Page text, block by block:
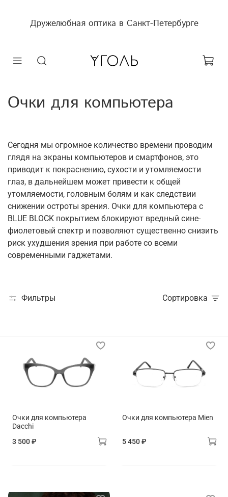
Дружелюбная оптика в Санкт-Петербурге
Очки для компьютера
Сегодня мы огромное количество времени проводим
глядя на экраны компьютеров и смартфонов, это
приводит к покраснению, сухости и утомляемости
глаз, в дальнейшем может привести к общей
утомляемости, головным болям и как следствии
снижении остроты зрения. Очки для компьютера c
BLUE BLOCK покрытием блокируют вредный сине-
фиолетовый спектр и позволяют существенно снизить
риск ухудшения зрения при работе со всеми
современными гаджетами.
Фильтры Сортировка
Очки для компьютера
Dacchi
3 500 ₽
Очки для компьютера Mien
5 450 ₽